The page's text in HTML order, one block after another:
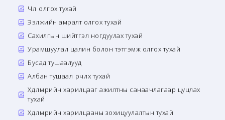
Чөлөө олгох тухай
Ээлжийн амралт олгох тухай
Сахилгын шийтгэл ногдуулах тухай
Урамшуулал цалин болон тэтгэмж олгох тухай
Бусад тушаалууд
Албан тушаал өөрчлөх тухай
Хөдөлмөрийн харилцааг ажилтны санаачлагаар цуцлах
тухай
Хөдөлмөрийн харилцааны зохицуулалтын тухай